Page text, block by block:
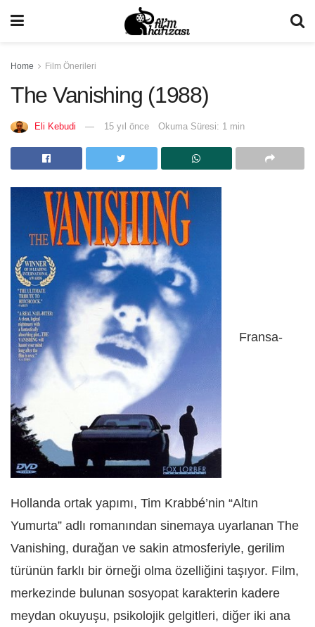
Home Film Önerileri
The Vanishing (1988)
Eli Kebudi 15 yıl önce Okuma Süresi: 1 min
Fransa-
Hollanda ortak yapımı, Tim Krabbé’nin “Altın
Yumurta” adlı romanından sinemaya uyarlanan The
Vanishing, durağan ve sakin atmosferiyle, gerilim
türünün farklı bir örneği olma özelliğini taşıyor. Film,
merkezinde bulunan sosyopat karakterin kadere
meydan okuyuşu, psikolojik gelgitleri, diğer iki ana